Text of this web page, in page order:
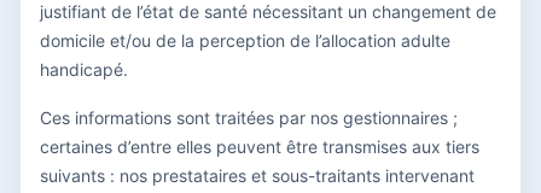
justifiant de l’état de santé nécessitant un changement de
domicile et/ou de la perception de l’allocation adulte
handicapé.
Ces informations sont traitées par nos gestionnaires ;
certaines d’entre elles peuvent être transmises aux tiers
suivants : nos prestataires et sous-traitants intervenant